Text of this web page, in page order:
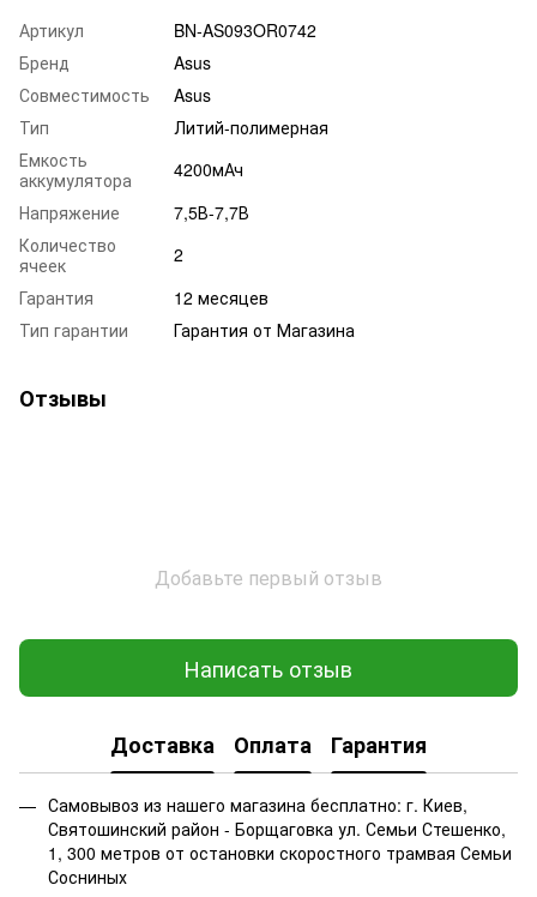
Артикул
BN-AS093OR0742
Бренд
Asus
Совместимость
Asus
Тип
Литий-полимерная
Емкость
аккумулятора
4200мАч
Напряжение
7,5В-7,7В
Количество
ячеек
2
Гарантия
12 месяцев
Тип гарантии
Гарантия от Магазина
Отзывы
Добавьте первый отзыв
Написать отзыв
Доставка Оплата Гарантия
Самовывоз из нашего магазина бесплатно: г. Киев,
Святошинский район - Борщаговка ул. Семьи Стешенко,
1, 300 метров от остановки скоростного трамвая Семьи
Сосниных